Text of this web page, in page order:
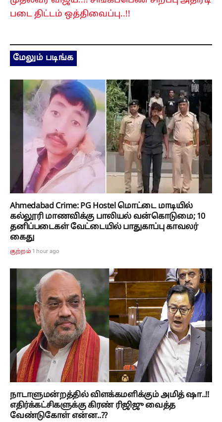
படை திட்டம் ஒத்திவைப்பு..!!
மேலும் படிங்க
Ahmedabad Crime: PG Hostel மொட்டை மாடியில்
கல்லூரி மாணவிக்கு பாலியல் வன்கொடுமை; 10
தனிப்படைகள் வேட்டையில் பாதுகாப்பு காவலர்
கைது
குற்றம் 1 hour ago
நாடாளுமன்றத்தில் விளக்கமளிக்கும் அமித் ஷா..!!
எதிர்க்கட்சிகளுக்கு கிரண் ரிஜிஜு வைத்த
வேண்டுகோள் என்ன..??